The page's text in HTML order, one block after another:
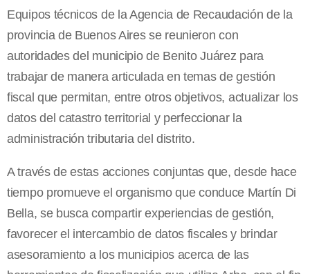
Equipos técnicos de la Agencia de Recaudación de la
provincia de Buenos Aires se reunieron con
autoridades del municipio de Benito Juárez para
trabajar de manera articulada en temas de gestión
fiscal que permitan, entre otros objetivos, actualizar los
datos del catastro territorial y perfeccionar la
administración tributaria del distrito.
A través de estas acciones conjuntas que, desde hace
tiempo promueve el organismo que conduce Martín Di
Bella, se busca compartir experiencias de gestión,
favorecer el intercambio de datos fiscales y brindar
asesoramiento a los municipios acerca de las